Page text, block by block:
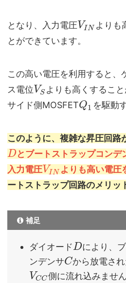
となり、入力電圧VI N よりも
とができています。
この高い電圧を利用すると、
ス電位VS よりも高くするこ
サイド側MOSFETQ1 を駆動
このように、複雑な昇圧回路
Dとブートストラップコンデ
入力電圧VI N よりも高い電圧
ートストラップ回路のメリッ
補足
ダイオードDにより、
ンデンサCから放電さ
VCC 側に流れ込みません